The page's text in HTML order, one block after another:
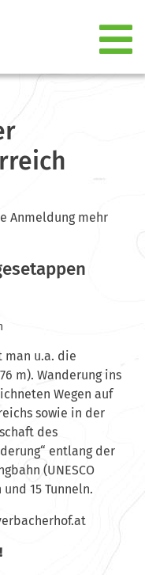
Anmeldung mehr
man u.a. die
m). Wanderung ins
Wegen auf
sowie in der
des
entlang der
(UNESCO
15 Tunneln.